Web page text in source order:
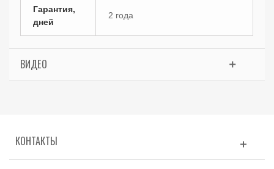
Гарантия,
дней
2 года
ВИДЕО
КОНТАКТЫ